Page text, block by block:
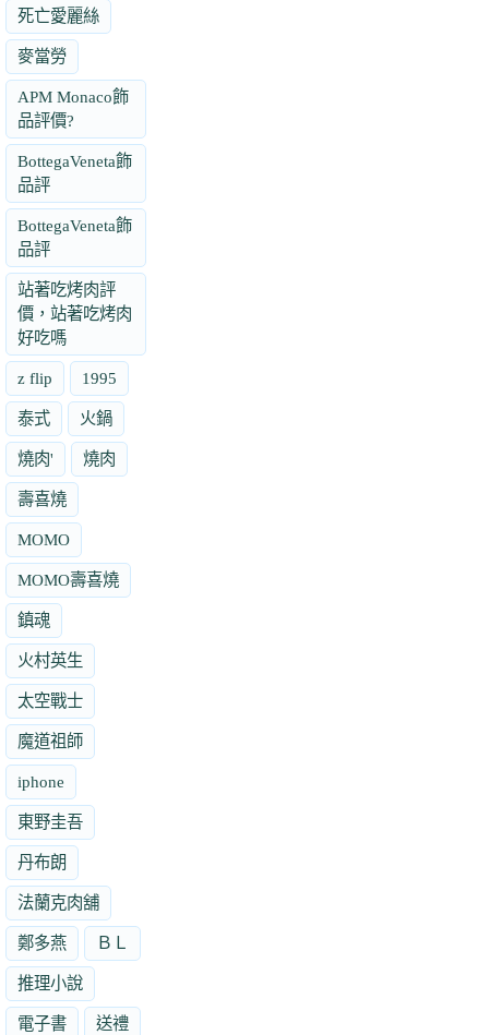
死亡愛麗絲
麥當勞
APM Monaco飾
品評價?
BottegaVeneta飾
品評
BottegaVeneta飾
品評
站著吃烤肉評
價，站著吃烤肉
好吃嗎
z flip 1995
泰式 火鍋
燒肉' 燒肉
壽喜燒
MOMO
MOMO壽喜燒
鎮魂
火村英生
太空戰士
魔道祖師
iphone
東野圭吾
丹布朗
法蘭克肉舖
鄭多燕 ＢＬ
推理小說
電子書 送禮